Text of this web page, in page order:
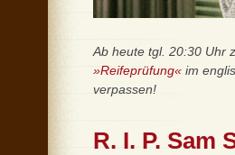
Ab heute tgl. 20:30 Uhr
»Reifeprüfung« im
verpassen!
R. I. P. Sam